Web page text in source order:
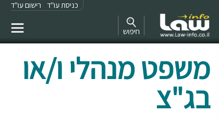
כניסת עו"ד רישום עו"ד
חיפוש
משפט מנהלי ו/או
בג"צ